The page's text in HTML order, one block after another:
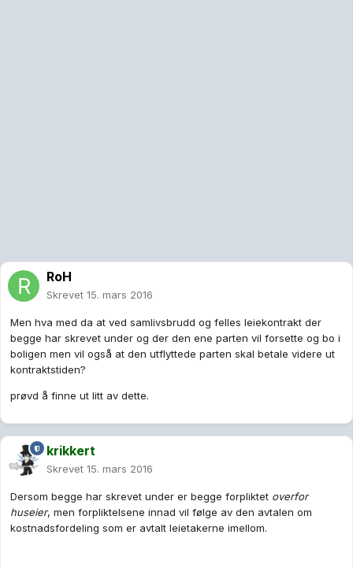
RoH
Skrevet 15. mars 2016
Men hva med da at ved samlivsbrudd og felles leiekontrakt der
begge har skrevet under og der den ene parten vil forsette og bo i
boligen men vil også at den utflyttede parten skal betale videre ut
kontraktstiden?
prøvd å finne ut litt av dette.
krikkert
Skrevet 15. mars 2016
Dersom begge har skrevet under er begge forpliktet overfor
huseier, men forpliktelsene innad vil følge av den avtalen om
kostnadsfordeling som er avtalt leietakerne imellom.